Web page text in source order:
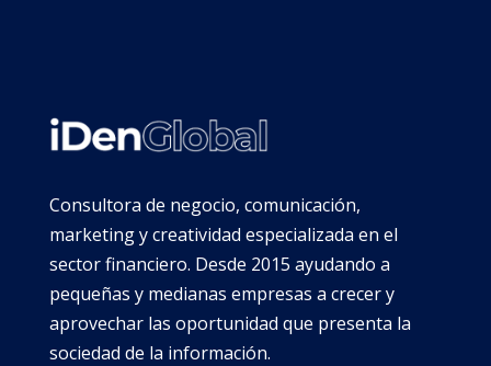
f
e
s
s
o
r
Consultora de negocio, comunicación,
marketing y creatividad especializada en el
sector financiero. Desde 2015 ayudando a
pequeñas y medianas empresas a crecer y
aprovechar las oportunidad que presenta la
sociedad de la información.